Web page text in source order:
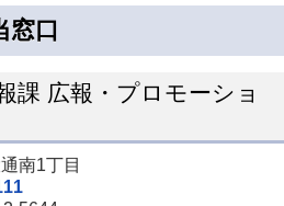
窓口
課 広報・プロモーショ
南1丁目